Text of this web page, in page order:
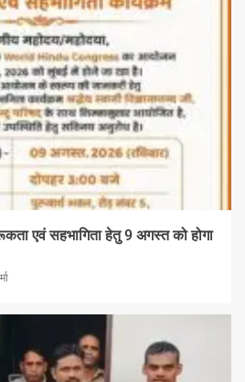
एवं सहभागिता हेतु 9 अगस्त को होगा